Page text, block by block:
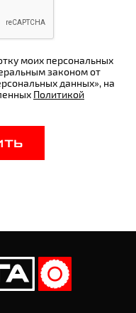
моих персональных
законом от
данных», на
Политикой